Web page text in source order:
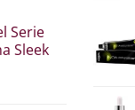
Serie
Sleek